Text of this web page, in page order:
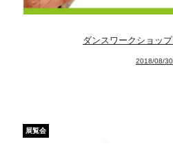
Goods
ダンスワークショッ
2018/08/30
展覧会